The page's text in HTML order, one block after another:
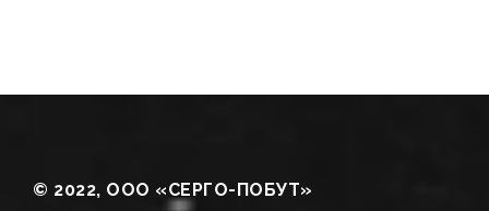
© 2022, ООО «СЕРГО-ПОБУТ»